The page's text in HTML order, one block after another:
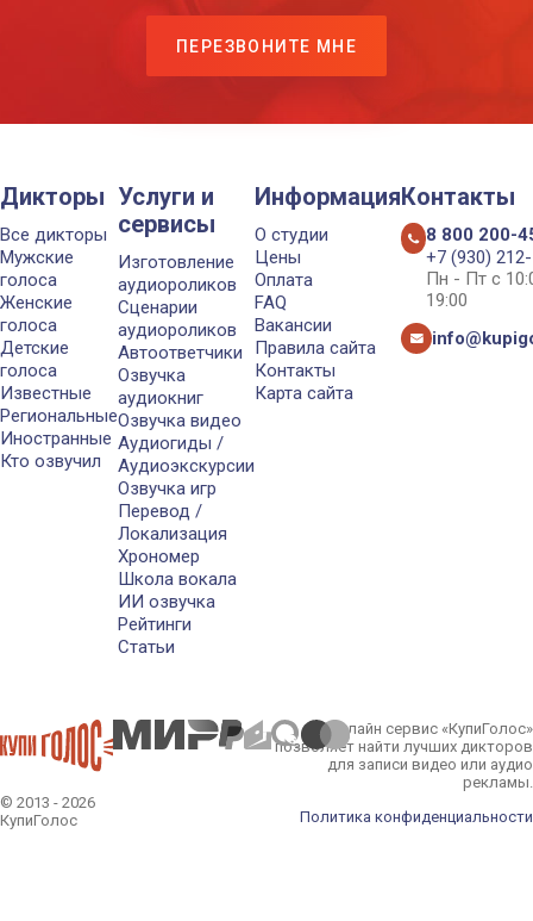
ПЕРЕЗВОНИТЕ МНЕ
Дикторы
Все дикторы
Мужские
голоса
Женские
голоса
Детские
голоса
Известные
Региональные
Иностранные
Кто озвучил
Услуги и
сервисы
Изготовление
аудиороликов
Сценарии
аудиороликов
Автоответчики
Озвучка
аудиокниг
Озвучка видео
Аудиогиды /
Аудиоэкскурсии
Озвучка игр
Перевод /
Локализация
Хрономер
Школа вокала
ИИ озвучка
Рейтинги
Статьи
Информация
О студии
Цены
Оплата
FAQ
Вакансии
Правила сайта
Контакты
Карта сайта
Контакты
8 800 200-
+7 (930)
Пн - Пт с
19:00
© 2013 - 2026
КупиГолос
Онлайн сервис «КупиГолос»
позволяет найти лучших дикторов
для записи видео или аудио
рекламы.
Политика конфиденциальности